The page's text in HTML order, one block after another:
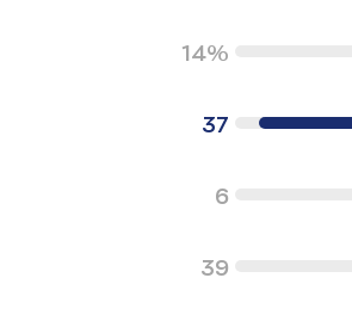
14%
37
6
39